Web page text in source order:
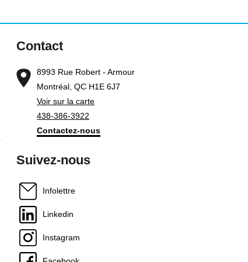
Contact
8993 Rue Robert - Armour
Montréal, QC H1E 6J7
Voir sur la carte
438-386-3922
Contactez-nous
Suivez-nous
Infolettre
Linkedin
Instagram